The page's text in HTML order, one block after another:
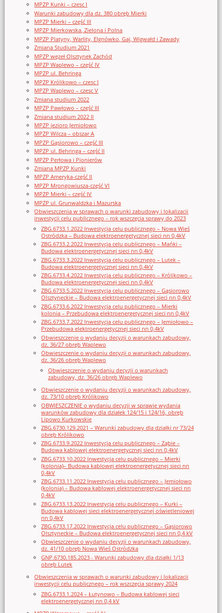
MPZP Kunki – czesc I
Warunki zabudowy dla dz. 380 obręb Mierki
MPZP Mierki – część III
MPZP Mierkowska, Zielona i Polna
MPZP Platyny, Warlity, Elgnówko, Gaj, Wigwałd i Zawady
Zmiana Studium 2021
MPZP węzeł Olsztynek Zachód
MPZP Waplewo – część IV
MPZP ul. Behringa
MPZP Królikowo – czesc I
MPZP Waplewo – czesc V
Zmiana studium 2022
MPZP Pawłowo – część III
Zmiana studium 2022 II
MPZP jezioro Jemiołowo
MPZP Wilcza – obszar A
MPZP Gąsiorowo – część III
MPZP ul. Behringa – część II
MPZP Perłowa i Pionierów
Zmiana MPZP Kunki
MPZP Ameryka-część II
MPZP Mrongowiusza-część VI
MPZP Mierki – część IV
MPZP ul. Grunwaldzka i Mazurska
Obwieszczenia w sprawach o warunki zabudowy i lokalizacji
inwestycji celu publicznego – rok wszczęcia sprawy do 2023
ZBG.6733.1.2022 Inwestycja celu publicznego – Nowa Wieś
Ostródzka – Budowa elektroenergetycznej sieci nn 0,4kV
ZBG.6733.2.2022 Inwestycja celu publicznego – Mańki –
Budowa elektroenergetycznej sieci nn 0,4kV
ZBG.6733.3.2022 Inwestycja celu publicznego – Lutek –
Budowa elektroenergetycznej sieci nn 0,4kV
ZBG.6733.4.2022 Inwestycja celu publicznego – Królikowo –
Budowa elektroenergetycznej sieci nn 0,4kV
ZBG.6733.5.2022 Inwestycja celu publicznego – Gąsiorowo
Olsztyneckie – Budowa elektroenergetycznej sieci nn 0,4kV
ZBG.6733.6.2022 Inwestycja celu publicznego – Mierki
kolonia – Przebudowa elektroenergetycznej sieci nn 0,4kV
ZBG.6733.7.2022 Inwestycja celu publicznego – Jemiołowo –
Przebudowa elektroenergetycznej sieci nn 0,4kV
Obwieszczenie o wydaniu decyzji o warunkach zabudowy,
dz. 36/27 obręb Waplewo
Obwieszczenie o wydaniu decyzji o warunkach zabudowy,
dz. 36/26 obręb Waplewo
Obwieszczenie o wydaniu decyzji o warunkach
zabudowy, dz. 36/26 obręb Waplewo
Obwieszczenie o wydaniu decyzji o warunkach zabudowy,
dz. 73/10 obręb Królikowo
OBWIESZCZENIE o wydaniu decyzji w sprawie wydania
warunków zabudowy dla działek 124/15 i 124/16, obręb
Lipowo Kurkowskie
ZBG.6730.129.2021 – Warunki zabudowy dla działki nr 73/24
obręb Królikowo
ZBG.6733.9.2022 Inwestycja celu publicznego – Ząbie –
Budowa kablowej elektroenergetycznej sieci nn 0,4kV
ZBG.6733.10.2022 Inwestycja celu publicznego – Mierki
(kolonia)– Budowa kablowej elektroenergetycznej sieci nn
0,4kV
ZBG.6733.11.2022 Inwestycja celu publicznego – Jemiołowo
(kolonia) – Budowa kablowej elektroenergetycznej sieci nn
0,4kV
ZBG.6733.13.2022 Inwestycja celu publicznego – Kurki –
Budowa kablowej sieci elektroenergetycznej oświetleniowej
nn 0,4kV
ZBG.6733.17.2022 Inwestycja celu publicznego – Gąsiorowo
Olsztyneckie – Budowa elektroenergetycznej sieci nn 0,4 kV
Obwieszczenie o wydaniu decyzji o warunkach zabudowy,
dz. 41/10 obręb Nowa Wieś Ostródzka
GNP.6730.185.2023 - Warunki zabudowy dla działki 1/13
obręb Lutek
Obwieszczenia w sprawach o warunki zabudowy i lokalizacji
inwestycji celu publicznego – rok wszczęcia sprawy 2024
ZBG.6733.1.2024 – Łutynowo – Budowa kablowej sieci
elektroenergetycznej nn 0,4 kV